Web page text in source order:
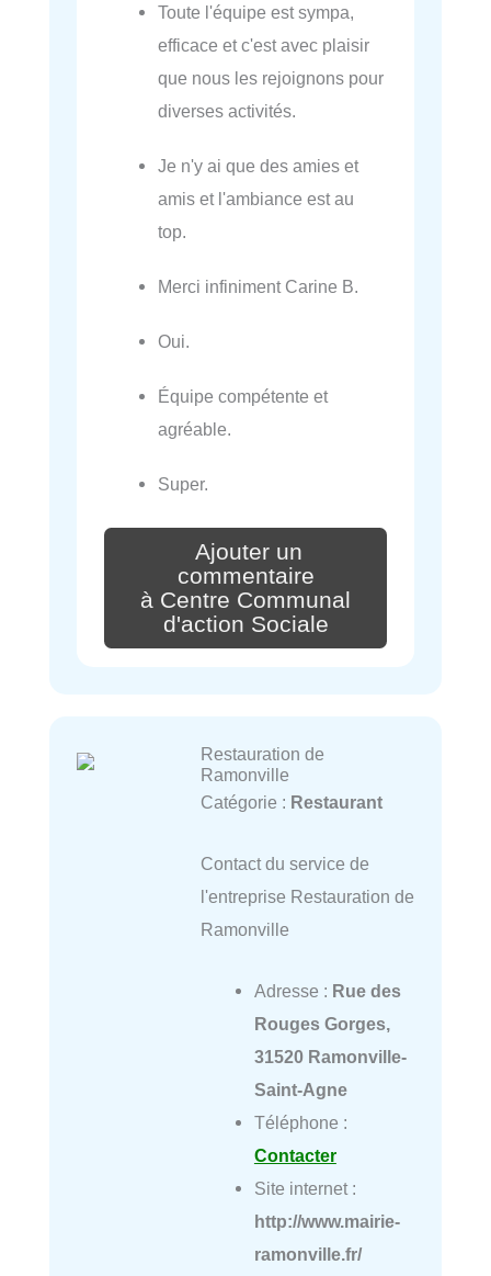
Toute l'équipe est sympa,
efficace et c'est avec plaisir
que nous les rejoignons pour
diverses activités.
Je n'y ai que des amies et
amis et l'ambiance est au
top.
Merci infiniment Carine B.
Oui.
Équipe compétente et
agréable.
Super.
Ajouter un
commentaire
à Centre Communal
d'action Sociale
Restauration de
Ramonville
Catégorie : Restaurant
Contact du service de
l'entreprise Restauration de
Ramonville
Adresse : Rue des
Rouges Gorges,
31520 Ramonville-
Saint-Agne
Téléphone :
Contacter
Site internet :
http://www.mairie-
ramonville.fr/